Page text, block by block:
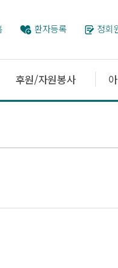
환자등록 정회
후원/자원봉사